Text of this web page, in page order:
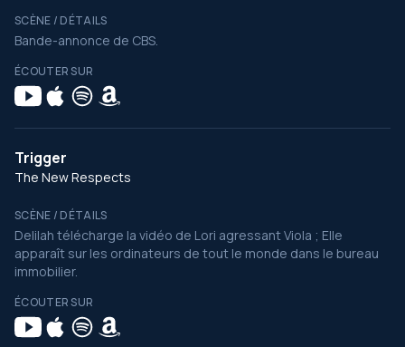
SCÈNE / DÉTAILS
Bande-annonce de CBS.
ÉCOUTER SUR
Trigger
The New Respects
SCÈNE / DÉTAILS
Delilah télécharge la vidéo de Lori agressant Viola ; Elle
apparaît sur les ordinateurs de tout le monde dans le bureau
immobilier.
ÉCOUTER SUR